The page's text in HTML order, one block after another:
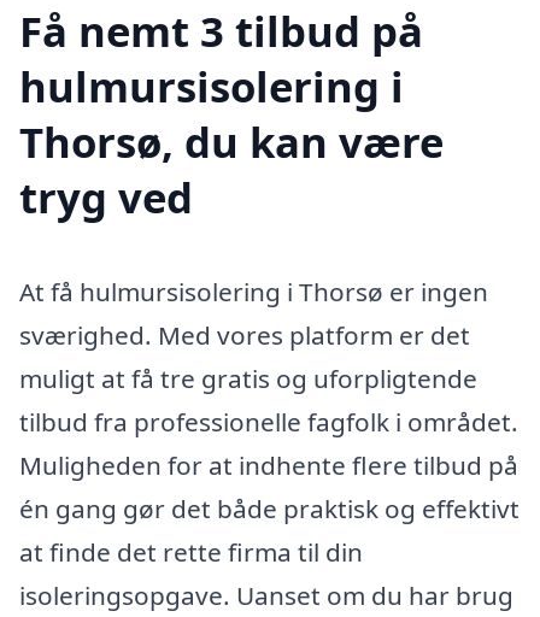
Få nemt 3 tilbud på
hulmursisolering i
Thorsø, du kan være
tryg ved
At få hulmursisolering i Thorsø er ingen
sværighed. Med vores platform er det
muligt at få tre gratis og uforpligtende
tilbud fra professionelle fagfolk i området.
Muligheden for at indhente flere tilbud på
én gang gør det både praktisk og effektivt
at finde det rette firma til din
isoleringsopgave. Uanset om du har brug